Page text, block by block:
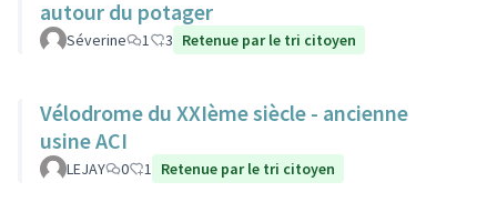
autour du potager
Séverine 1 3 Retenue par le tri citoyen
Vélodrome du XXIème siècle - ancienne
usine ACI
LEJAY 0 1 Retenue par le tri citoyen